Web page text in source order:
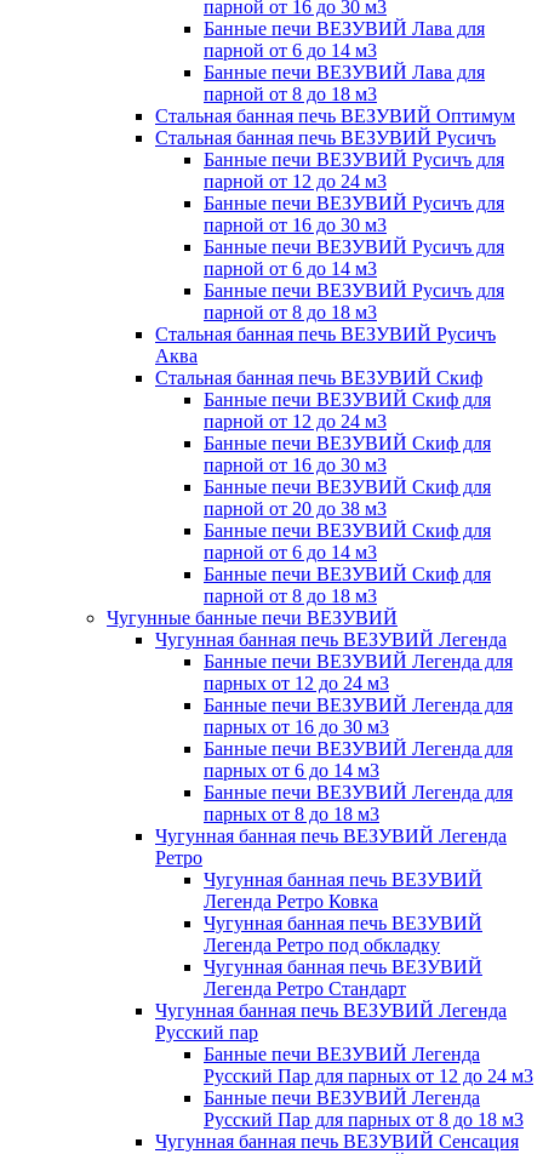
парной от 16 до 30 м3
Банные печи ВЕЗУВИЙ Лава для
парной от 6 до 14 м3
Банные печи ВЕЗУВИЙ Лава для
парной от 8 до 18 м3
Стальная банная печь ВЕЗУВИЙ Оптимум
Стальная банная печь ВЕЗУВИЙ Русичъ
Банные печи ВЕЗУВИЙ Русичъ для
парной от 12 до 24 м3
Банные печи ВЕЗУВИЙ Русичъ для
парной от 16 до 30 м3
Банные печи ВЕЗУВИЙ Русичъ для
парной от 6 до 14 м3
Банные печи ВЕЗУВИЙ Русичъ для
парной от 8 до 18 м3
Стальная банная печь ВЕЗУВИЙ Русичъ
Аква
Стальная банная печь ВЕЗУВИЙ Скиф
Банные печи ВЕЗУВИЙ Скиф для
парной от 12 до 24 м3
Банные печи ВЕЗУВИЙ Скиф для
парной от 16 до 30 м3
Банные печи ВЕЗУВИЙ Скиф для
парной от 20 до 38 м3
Банные печи ВЕЗУВИЙ Скиф для
парной от 6 до 14 м3
Банные печи ВЕЗУВИЙ Скиф для
парной от 8 до 18 м3
Чугунные банные печи ВЕЗУВИЙ
Чугунная банная печь ВЕЗУВИЙ Легенда
Банные печи ВЕЗУВИЙ Легенда для
парных от 12 до 24 м3
Банные печи ВЕЗУВИЙ Легенда для
парных от 16 до 30 м3
Банные печи ВЕЗУВИЙ Легенда для
парных от 6 до 14 м3
Банные печи ВЕЗУВИЙ Легенда для
парных от 8 до 18 м3
Чугунная банная печь ВЕЗУВИЙ Легенда
Ретро
Чугунная банная печь ВЕЗУВИЙ
Легенда Ретро Ковка
Чугунная банная печь ВЕЗУВИЙ
Легенда Ретро под обкладку
Чугунная банная печь ВЕЗУВИЙ
Легенда Ретро Стандарт
Чугунная банная печь ВЕЗУВИЙ Легенда
Русский пар
Банные печи ВЕЗУВИЙ Легенда
Русский Пар для парных от 12 до 24 м3
Банные печи ВЕЗУВИЙ Легенда
Русский Пар для парных от 8 до 18 м3
Чугунная банная печь ВЕЗУВИЙ Сенсация